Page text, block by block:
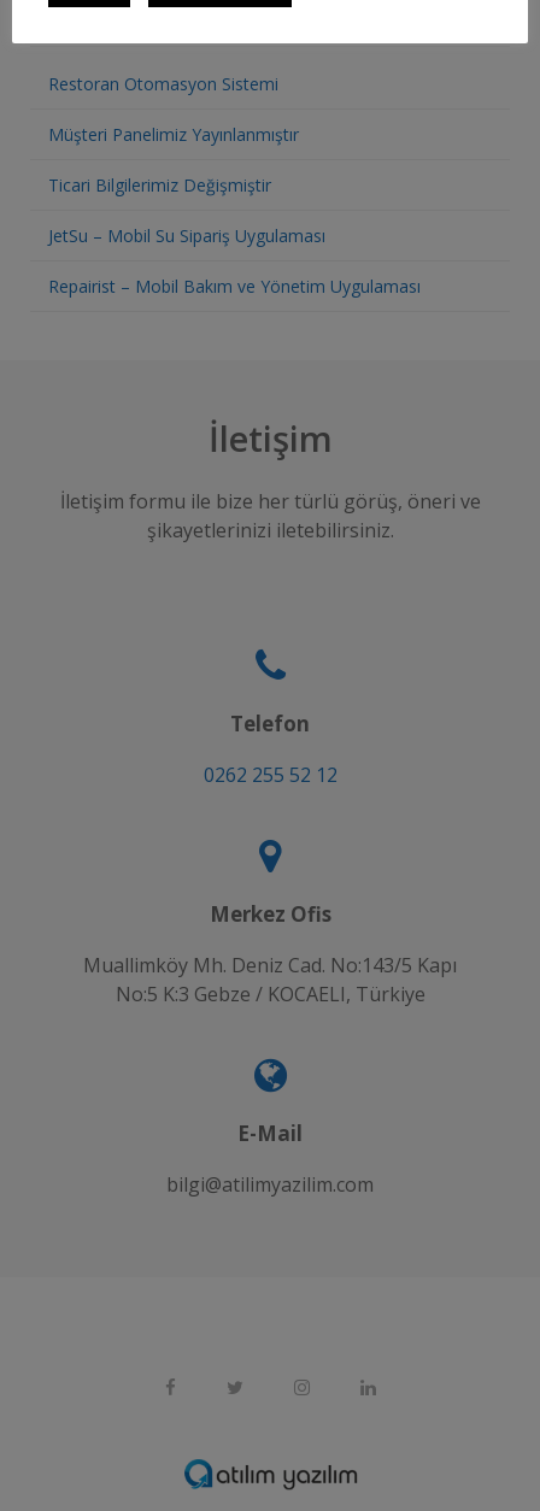
Restoran Otomasyon Sistemi
Müşteri Panelimiz Yayınlanmıştır
Ticari Bilgilerimiz Değişmiştir
JetSu – Mobil Su Sipariş Uygulaması
Repairist – Mobil Bakım ve Yönetim Uygulaması
İletişim
İletişim formu ile bize her türlü görüş, öneri ve
şikayetlerinizi iletebilirsiniz.
Telefon
0262 255 52 12
Merkez Ofis
Muallimköy Mh. Deniz Cad. No:143/5 Kapı
No:5 K:3 Gebze / KOCAELI, Türkiye
E-Mail
bilgi@atilimyazilim.com